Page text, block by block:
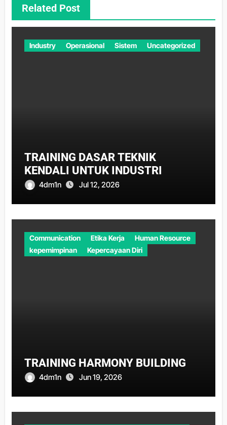
Related Post
Industry Operasional Sistem Uncategorized
TRAINING DASAR TEKNIK
KENDALI UNTUK INDUSTRI
4dm1n Jul 12, 2026
Communication Etika Kerja
Human Resource
kepemimpinan
Kepercayaan Diri
TRAINING HARMONY BUILDING
4dm1n Jun 19, 2026